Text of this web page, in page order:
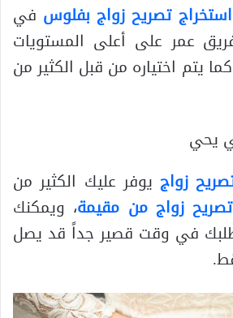
استخراج تصريح زواج بفلوس في
عمر على أعلى المستويات
يتم اختياره من قبل الكثير من
يحي
زواجيوفر عليك الكثير من
زواج من مقيمة، ويمكنك
في وقت قصير جداً قد يصل